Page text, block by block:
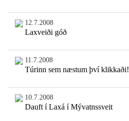
12.7.2008
Laxveiði góð
11.7.2008
Túrinn sem næstum því klikkaði!
10.7.2008
Dauft í Laxá í Mývatnssveit